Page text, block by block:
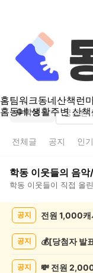
홈팀워크동네산책런
홈동네 생활주변 산책
학동
전체글 공지 인기
학동 이웃들의 음악
학동 이웃들이 직접 올린
공지 전원 1,000캐
공지
공지